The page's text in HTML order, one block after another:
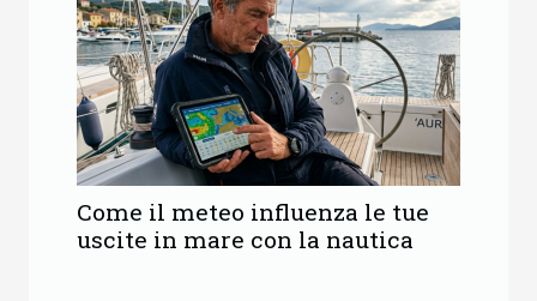
Come il meteo influenza le tue
uscite in mare con la nautica